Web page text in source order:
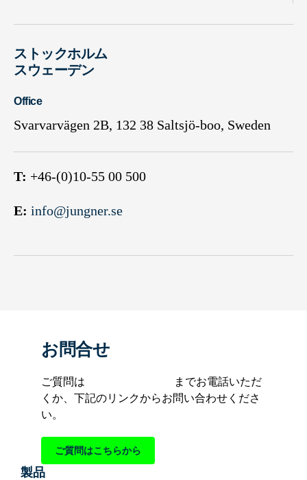
ストックホルム
スウェーデン
Office
Svarvarvägen 2B, 132 38 Saltsjö-boo, Sweden
T: +46-(0)10-55 00 500
E: info@jungner.se
お問合せ
ご質問は
までお電話いただ
くか、下記のリンクからお問い合わせくださ
い。
ご質問はこちらから
製品